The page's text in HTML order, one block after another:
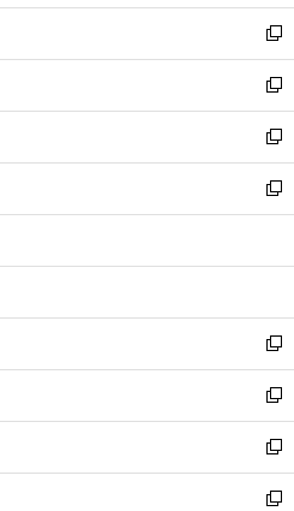
開
く
ウ
で
開
く
ン
ド
ウ
で
開
く
ウ
ィ
ン
ド
ウ
で
開
く
し
い
ウ
ィ
ン
ド
ウ
で
開
新
し
い
ウ
ィ
ン
ド
ウ
開
新
し
い
ウ
ィ
ン
ウ
開
く
新
し
い
ウ
ン
ウ
で
開
く
新
し
ウ
ン
ド
ウ
で
開
く
新
し
い
ウ
ィ
ン
ド
新
し
い
ウ
ィ
新
し
い
新